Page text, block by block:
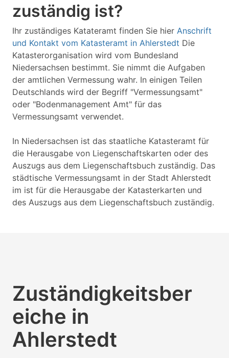
zuständig ist?
Ihr zuständiges Katateramt finden Sie hier Anschrift
und Kontakt vom Katasteramt in Ahlerstedt Die
Katasterorganisation wird vom Bundesland
Niedersachsen bestimmt. Sie nimmt die Aufgaben
der amtlichen Vermessung wahr. In einigen Teilen
Deutschlands wird der Begriff "Vermessungsamt"
oder "Bodenmanagement Amt" für das
Vermessungsamt verwendet.
In Niedersachsen ist das staatliche Katasteramt für
die Herausgabe von Liegenschaftskarten oder des
Auszugs aus dem Liegenschaftsbuch zuständig. Das
städtische Vermessungsamt in der Stadt Ahlerstedt
im ist für die Herausgabe der Katasterkarten und
des Auszugs aus dem Liegenschaftsbuch zuständig.
Zuständigkeitsber
eiche in
Ahlerstedt